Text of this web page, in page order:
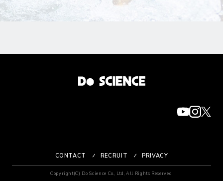
CONTACT RECRUIT PRIVACY
Copyright(C) Do Science Co., Ltd, All Rights Reserved.